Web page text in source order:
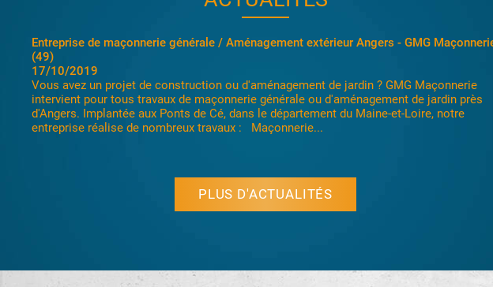
Construction maison passive Angers - Beaufort- Villevêque
17/10/2019
La société Gastineau Maçonnerie Générale est heureuse de vous proposer ses services
dans la construction de maison passive, ou extension de maison, construction neuve.
Maçonnerie Gastineau se déplace sur les secteurs d'Angers, Mazé, Villevêque, Ecouflant,
Bouchemaine etc.... principalement dans le département du maine-et-loire...
PLUS D'ACTUALITÉS